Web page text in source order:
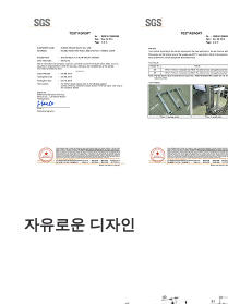
자유로운 디자인